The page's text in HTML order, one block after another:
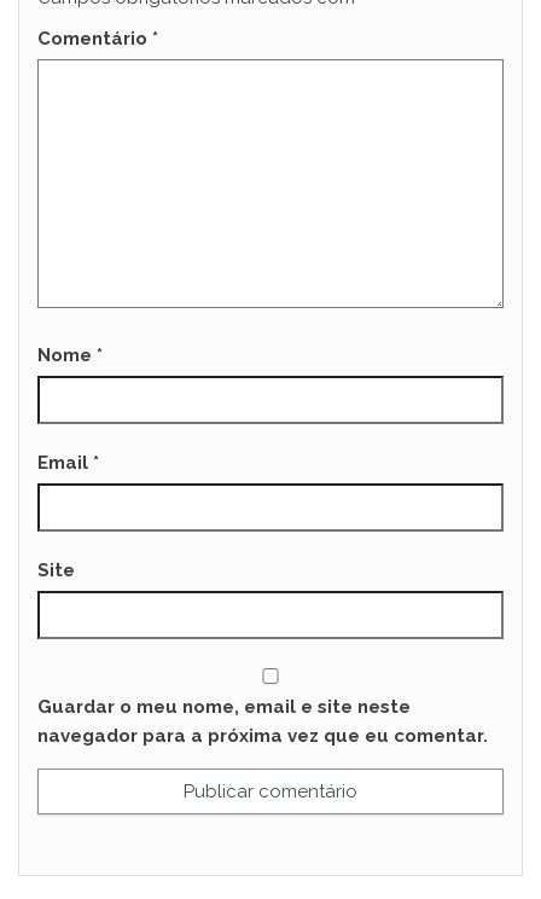
Comentário *
Nome *
Email *
Site
Guardar o meu nome, email e site neste
navegador para a próxima vez que eu comentar.